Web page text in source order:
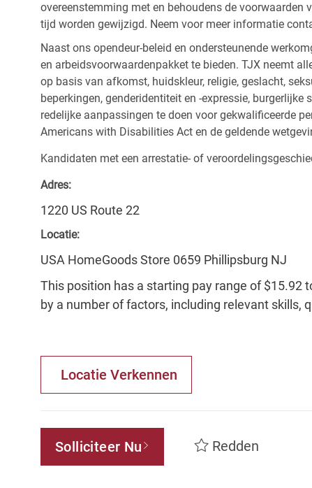
overeenstemming met en behoudens de
tijd worden gewijzigd. Neem voor meer informatie
Naast ons opendeur-beleid en ondersteunende
en arbeidsvoorwaardenpakket te bieden. TJX neemt
op basis van afkomst, huidskleur, religie, geslacht,
beperkingen, genderidentiteit en -expressie,
redelijke aanpassingen te doen voor gekwalificeerde
Americans with Disabilities Act en de geldende
Kandidaten met een arrestatie- of
Adres:
1220 US Route 22
Locatie:
USA HomeGoods Store 0659 Phillipsburg NJ
This position has a starting pay range of $15.92
by a number of factors, including relevant skills,
Locatie Verkennen
Solliciteer Nu Redden